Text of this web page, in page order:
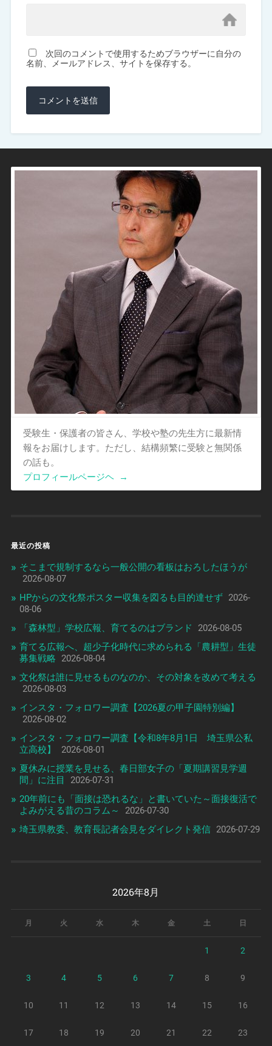
次回のコメントで使用するためブラウザーに自分の
名前、メールアドレス、サイトを保存する。
受験生・保護者の皆さん、学校や塾の先生方に最新情
報をお届けします。ただし、結構頻繁に受験と無関係
の話も。
プロフィールページヘ
→
最近の投稿
そこまで規制するなら一般公開の看板はおろしたほうが
2026-08-07
HPからの文化祭ポスター収集を図るも目的達せず 2026-
08-06
「森林型」学校広報、育てるのはブランド
2026-08-05
育てる広報へ、超少子化時代に求められる「農耕型」生徒
募集戦略
2026-08-04
文化祭は誰に見せるものなのか、その対象を改めて考える
2026-08-03
インスタ・フォロワー調査【2026夏の甲子園特別編】
2026-08-02
インスタ・フォロワー調査【令和8年8月1日 埼玉県公私
立高校】
2026-08-01
夏休みに授業を見せる、春日部女子の「夏期講習見学週
間」に注目
2026-07-31
20年前にも「面接は恐れるな」と書いていた～面接復活で
よみがえる昔のコラム～
2026-07-30
埼玉県教委、教育長記者会見をダイレクト発信 2026-07-29
2026年8月
月 火 水 木 金 土 日
1 2
3 4 5 6 7 8 9
10 11 12 13 14 15 16
17 18 19 20 21 22 23